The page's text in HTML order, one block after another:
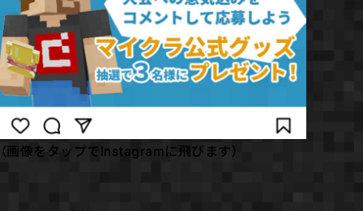
（画像をタップでInstagramに飛びます）